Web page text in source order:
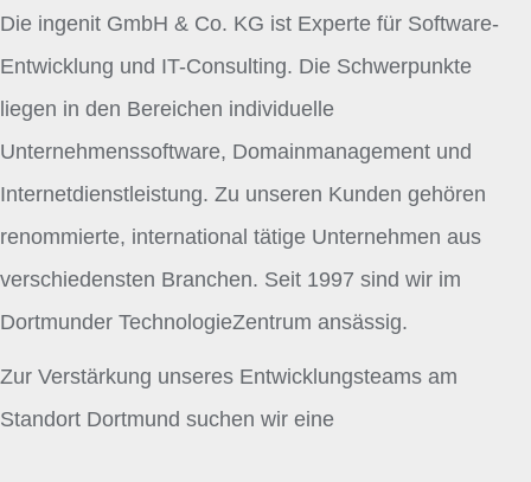
Die ingenit GmbH & Co. KG ist Experte für Software-
Entwicklung und IT-Consulting. Die Schwerpunkte
liegen in den Bereichen individuelle
Unternehmenssoftware, Domainmanagement und
Internetdienstleistung. Zu unseren Kunden gehören
renommierte, international tätige Unternehmen aus
verschiedensten Branchen. Seit 1997 sind wir im
Dortmunder TechnologieZentrum ansässig.
Zur Verstärkung unseres Entwicklungsteams am
Standort Dortmund suchen wir eine